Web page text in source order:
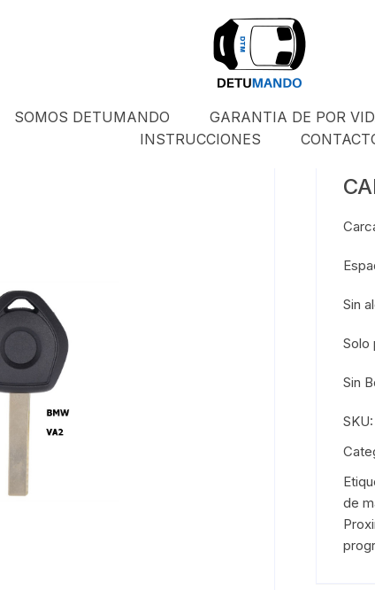
SOMOS DETUMANDO GARANTIA DE POR
INSTRUCCIONES
Sin
Solo
Sin
SKU:
de